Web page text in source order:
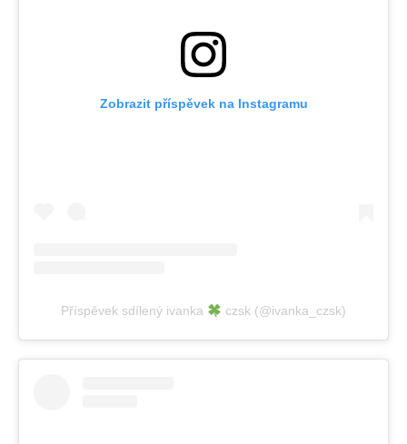
Zobrazit příspěvek na Instagramu
Příspěvek sdílený ivanka czsk (@ivanka_czsk)